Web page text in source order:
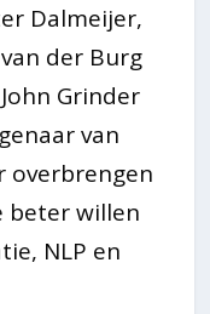
Dalmeijer,
der Burg
Grinder
van
overbrengen
beter willen
NLP en